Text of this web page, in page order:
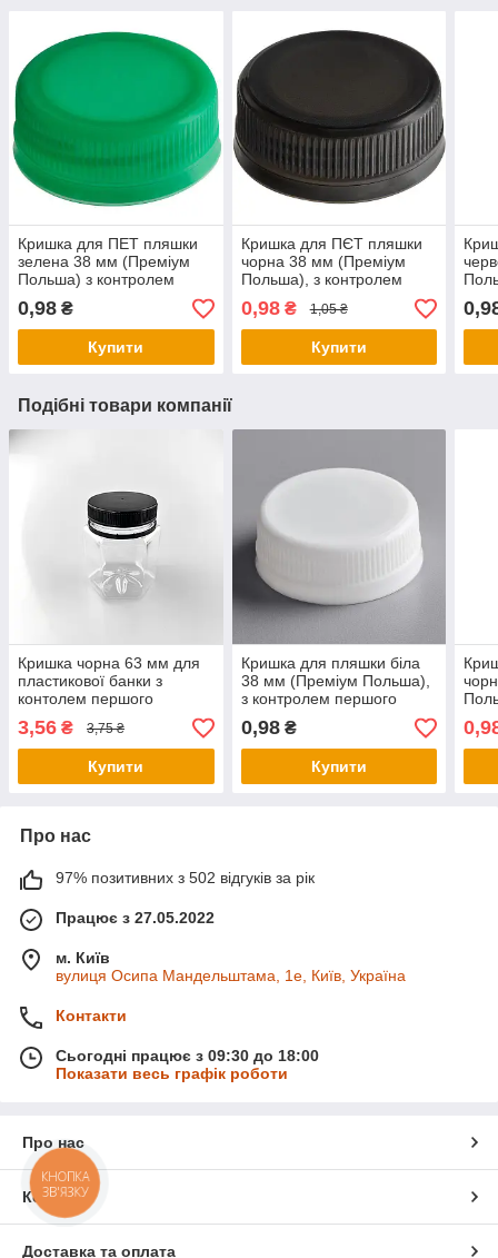
Кришка для ПЕТ пляшки
зелена 38 мм (Преміум
Польша) з контролем
першого відкриття
0,98 ₴
Купити
Кришка для ПЄТ пляшки
чорна 38 мм (Преміум
Польша), з контролем
першого відкриття
0,98₴ 1,05 ₴
Купити
Подібні товари компанії
Кришка чорна 63 мм для
пластикової банки з
контолем першого
3,56 ₴ 3,75 ₴
Купити
Кришка для пляшки біла
38 мм (Преміум Польша),
з контролем першого
0,98₴
Купити
Про нас
97% позитивних з 502 відгуків за рік
Працює з 27.05.2022
м. Київ
вулиця Осипа Мандельштама, 1е, Київ, Україна
Контакти
Сьогодні працює з 09:30 до 18:00
Показати весь графік роботи
Про нас
Контакти
Доставка та оплата
КНОПКА
ЗВ'ЯЗКУ